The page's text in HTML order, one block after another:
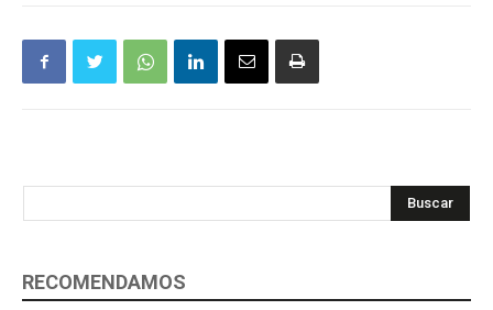
Buscar
RECOMENDAMOS